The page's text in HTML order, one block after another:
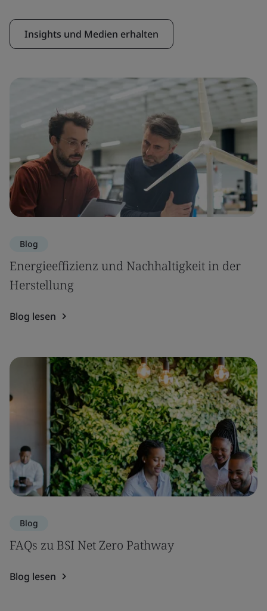
Insights und Medien erhalten
Blog
Energieeffizienz und Nachhaltigkeit in der
Herstellung
Blog lesen
Blog
FAQs zu BSI Net Zero Pathway
Blog lesen